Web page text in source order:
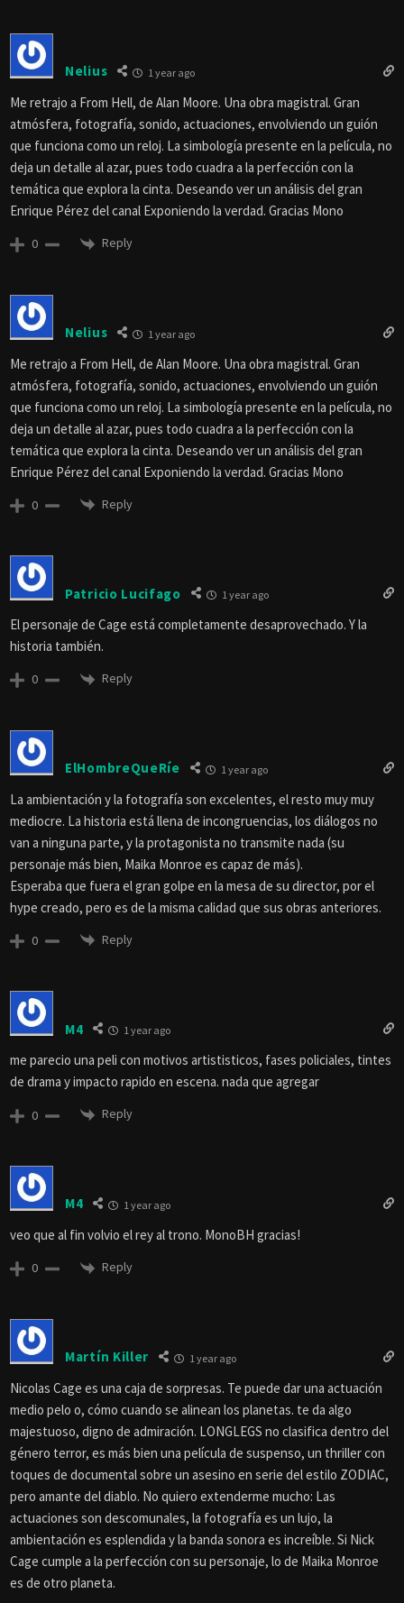
Nelius 1 year ago
Me retrajo a From Hell, de Alan Moore. Una obra magistral. Gran
atmósfera, fotografía, sonido, actuaciones, envolviendo un guión
que funciona como un reloj. La simbología presente en la película, no
deja un detalle al azar, pues todo cuadra a la perfección con la
temática que explora la cinta. Deseando ver un análisis del gran
Enrique Pérez del canal Exponiendo la verdad. Gracias Mono
0 Reply
Nelius 1 year ago
Me retrajo a From Hell, de Alan Moore. Una obra magistral. Gran
atmósfera, fotografía, sonido, actuaciones, envolviendo un guión
que funciona como un reloj. La simbología presente en la película, no
deja un detalle al azar, pues todo cuadra a la perfección con la
temática que explora la cinta. Deseando ver un análisis del gran
Enrique Pérez del canal Exponiendo la verdad. Gracias Mono
0 Reply
Patricio Lucifago 1 year ago
El personaje de Cage está completamente desaprovechado. Y la
historia también.
0 Reply
ElHombreQueRíe 1 year ago
La ambientación y la fotografía son excelentes, el resto muy muy
mediocre. La historia está llena de incongruencias, los diálogos no
van a ninguna parte, y la protagonista no transmite nada (su
personaje más bien, Maika Monroe es capaz de más).
Esperaba que fuera el gran golpe en la mesa de su director, por el
hype creado, pero es de la misma calidad que sus obras anteriores.
0 Reply
M4 1 year ago
me parecio una peli con motivos artististicos, fases policiales, tintes
de drama y impacto rapido en escena. nada que agregar
0 Reply
M4 1 year ago
veo que al fin volvio el rey al trono. MonoBH gracias!
0 Reply
Martín Killer 1 year ago
Nicolas Cage es una caja de sorpresas. Te puede dar una actuación
medio pelo o, cómo cuando se alinean los planetas. te da algo
majestuoso, digno de admiración. LONGLEGS no clasifica dentro del
género terror, es más bien una película de suspenso, un thriller con
toques de documental sobre un asesino en serie del estilo ZODIAC,
pero amante del diablo. No quiero extenderme mucho: Las
actuaciones son descomunales, la fotografía es un lujo, la
ambientación es esplendida y la banda sonora es increíble. Si Nick
Cage cumple a la perfección con su personaje, lo de Maika Monroe
es de otro planeta.